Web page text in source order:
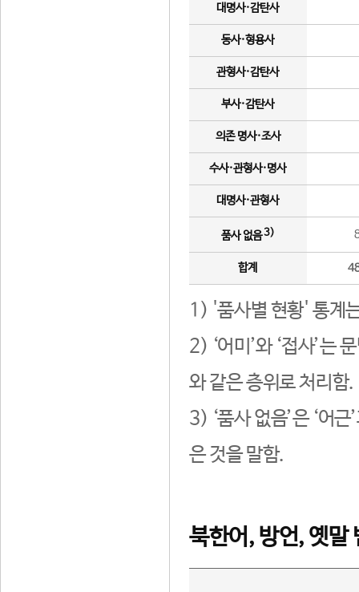
대명사·감탄사
동사·형용사
관형사·감탄사
부사·감탄사
의존 명사·조사
수사·관형사·명사
대명사·관형사
품사 없음3)
합계
1) '품사별 현황' 통계
2) ‘어미’와 ‘접사’는
와 같은 층위로 처리함.
3) ‘품사 없음’은 ‘어
은 것을 말함.
북한어, 방언, 옛말